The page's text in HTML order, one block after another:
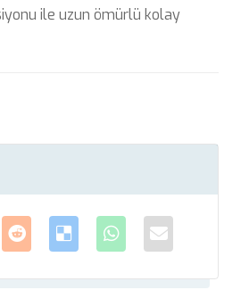
ile uzun ömürlü kolay